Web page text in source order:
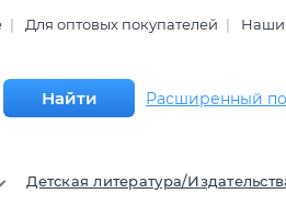
Для оптовых покупателей Наши
Найти Расширенный
Детская литература/